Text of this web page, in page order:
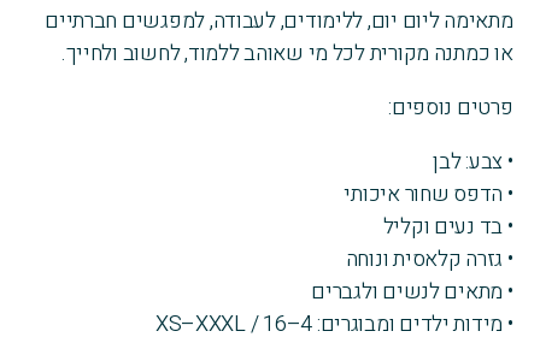
מתאימה ליום יום, ללימודים, לעבודה, למפגשים חברתיים
או כמתנה מקורית לכל מי שאוהב ללמוד, לחשוב ולחייך.
פרטים נוספים:
• צבע: לבן
• הדפס שחור איכותי
• בד נעים וקליל
• גזרה קלאסית ונוחה
• מתאים לנשים ולגברים
• מידות ילדים ומבוגרים: 4–16 / XS–XXXL